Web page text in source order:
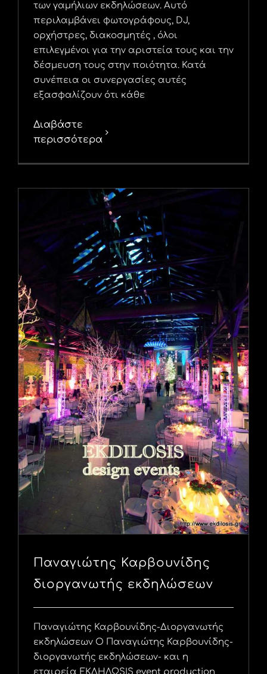
των γαμήλιων εκδηλώσεων. Αυτό
περιλαμβάνει φωτογράφους, DJ,
ορχήστρες, διακοσμητές , όλοι
επιλεγμένοι για την αριστεία τους και την
δέσμευση τους στην ποιότητα. Κατά
συνέπεια οι συνεργασίες αυτές
εξασφαλίζουν ότι κάθε
Διαβάστε
περισσότερα
Παναγιώτης Καρβουνίδης
διοργανωτής εκδηλώσεων
Παναγιώτης Καρβουνίδης-Διοργανωτής
εκδηλώσεων Ο Παναγιώτης Καρβουνίδης-
διοργανωτής εκδηλώσεων- και η
εταιρεία ΕΚΔΗΛΩSIS event production